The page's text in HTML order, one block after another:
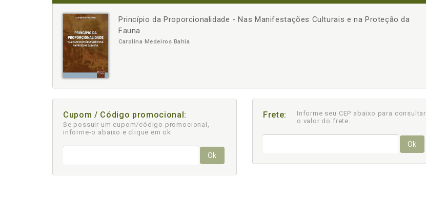
Princípio da Proporcionalidade - Nas Manifestações Culturais e na Proteção da
Fauna
Carolina Medeiros Bahia
- +
Cupom / Código promocional:
Se possuir um cupom/código promocional,
informe-o abaixo e clique em ok
Ok
Frete:
Informe seu CEP abaixo para consultar
o valor do frete.
Ok